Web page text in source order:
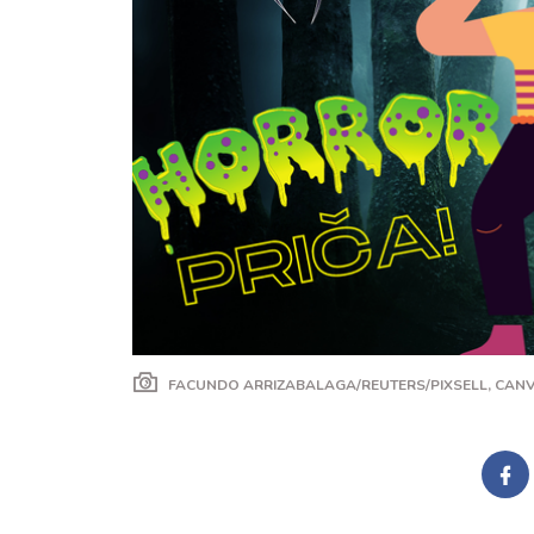
FACUNDO ARRIZABALAGA/REUTERS/PIXSELL,